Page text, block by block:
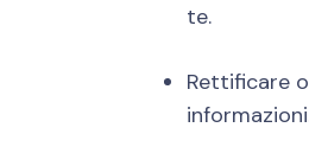
te.
Rettificare